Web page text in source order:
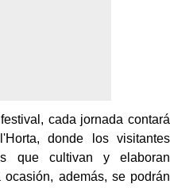
cada jornada contará
donde los visitantes
que cultivan y elaboran
además, se podrán